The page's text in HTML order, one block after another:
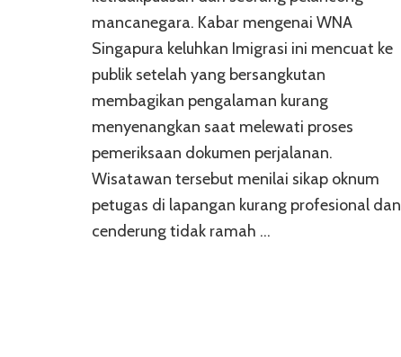
mancanegara. Kabar mengenai WNA
Singapura keluhkan Imigrasi ini mencuat ke
publik setelah yang bersangkutan
membagikan pengalaman kurang
menyenangkan saat melewati proses
pemeriksaan dokumen perjalanan.
Wisatawan tersebut menilai sikap oknum
petugas di lapangan kurang profesional dan
cenderung tidak ramah …